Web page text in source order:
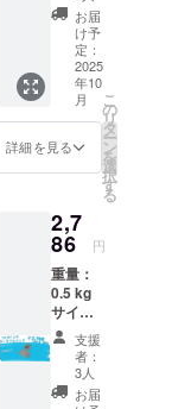
ロ遅
延・ミ
リ波
（mmW
ave）
Wireles
sHD対
応｜最
大通信
距離：
フィー
ト（約
30m）
5Gミリ
波ワイ
ヤレス
HDビデ
オトラ
ンス
ミッ
お届
け予
定：
2025
年10
月
詳細を見る
こ
の
リ
タ
ー
ン
を
選
択
す
る
2,7
86 円
重量：
0.5 kg
サイ
ズ：1.5
× 9.2 ×
5.8 cm
ファッ
支援
者：
3人
お届